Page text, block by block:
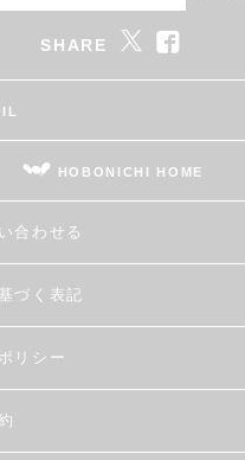
SHARE
HOBONICHI HOME
合わせる
づく表記
リシー